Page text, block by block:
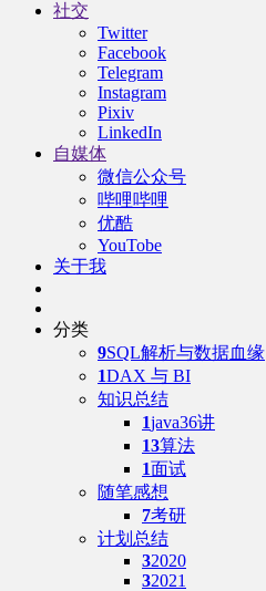
社交
Twitter
Facebook
Telegram
Instagram
Pixiv
LinkedIn
自媒体
微信公众号
哔哩哔哩
优酷
YouTobe
关于我
分类
9SQL解析与数据血缘
1DAX 与 BI
知识总结
1java36讲
13算法
1面试
随笔感想
7考研
计划总结
32020
32021